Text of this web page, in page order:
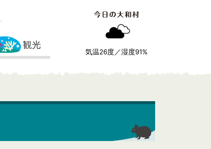
観光
気温26度／湿度91%